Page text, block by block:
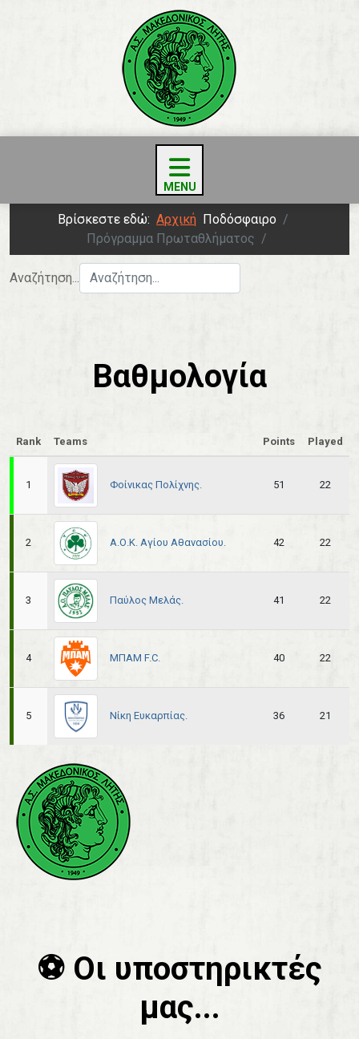
Βρίσκεστε εδώ: Αρχική Ποδόσφαιρο
Πρόγραμμα Πρωταθλήματος
Αναζήτηση...
Βαθμολογία
Rank Teams Points Played
1 Φοίνικας Πολίχνης. 51 22
2 Α.Ο.Κ. Αγίου Αθανασίου. 42 22
3 Παύλος Μελάς. 41 22
4 ΜΠΑΜ F.C. 40 22
5 Νίκη Ευκαρπίας. 36 21
⚽️ Οι υποστηρικτές
μας...